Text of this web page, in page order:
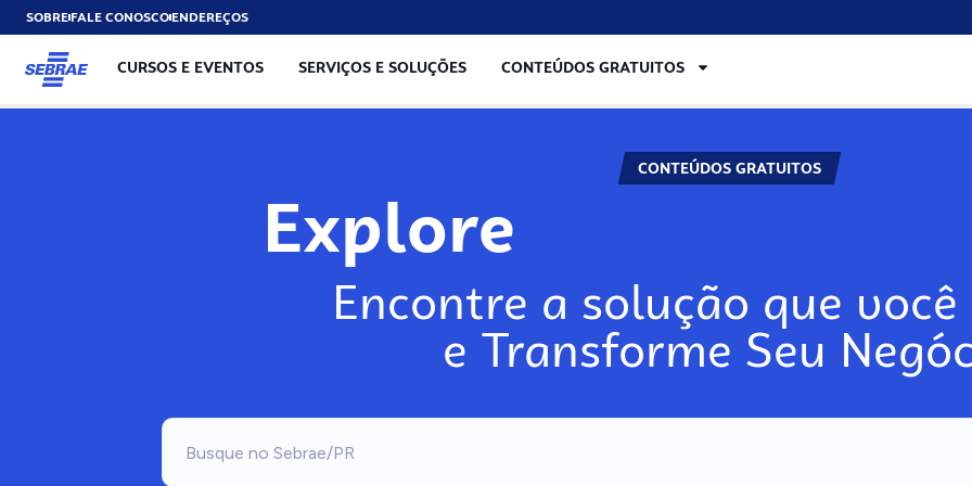
SOBREFALE CONOSCOENDEREÇOS
CURSOS E EVENTOS SERVIÇOS E SOLUÇÕES CONTEÚDOS GRATUITOS
CONTEÚDOS GRATUITOS
Explore
Encontre a solução que você
e Transforme Seu